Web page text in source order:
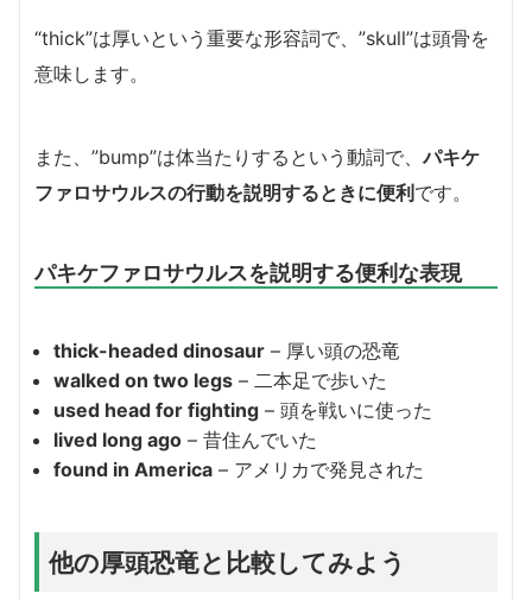
“thick”は厚いという重要な形容詞で、”skull”は頭骨を
意味します。
また、”bump”は体当たりするという動詞で、パキケ
ファロサウルスの行動を説明するときに便利です。
パキケファロサウルスを説明する便利な表現
thick-headed dinosaur – 厚い頭の恐竜
walked on two legs – 二本足で歩いた
used head for fighting – 頭を戦いに使った
lived long ago – 昔住んでいた
found in America – アメリカで発見された
他の厚頭恐竜と比較してみよう